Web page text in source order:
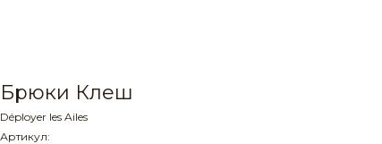
Брюки Клеш
Déployer les Ailes
Артикул: